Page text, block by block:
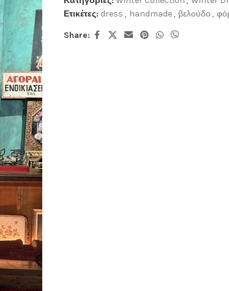
Ετικέτες: dress , handmade, βελούδο ,
Share: